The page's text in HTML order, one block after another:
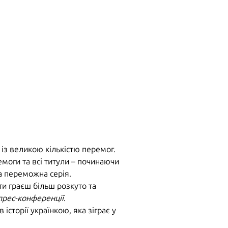
великою кількістю перемог.
та всі титули – починаючи
переможна серія.
граєш більш розкуто та
конференції.
українкою, яка зіграє у